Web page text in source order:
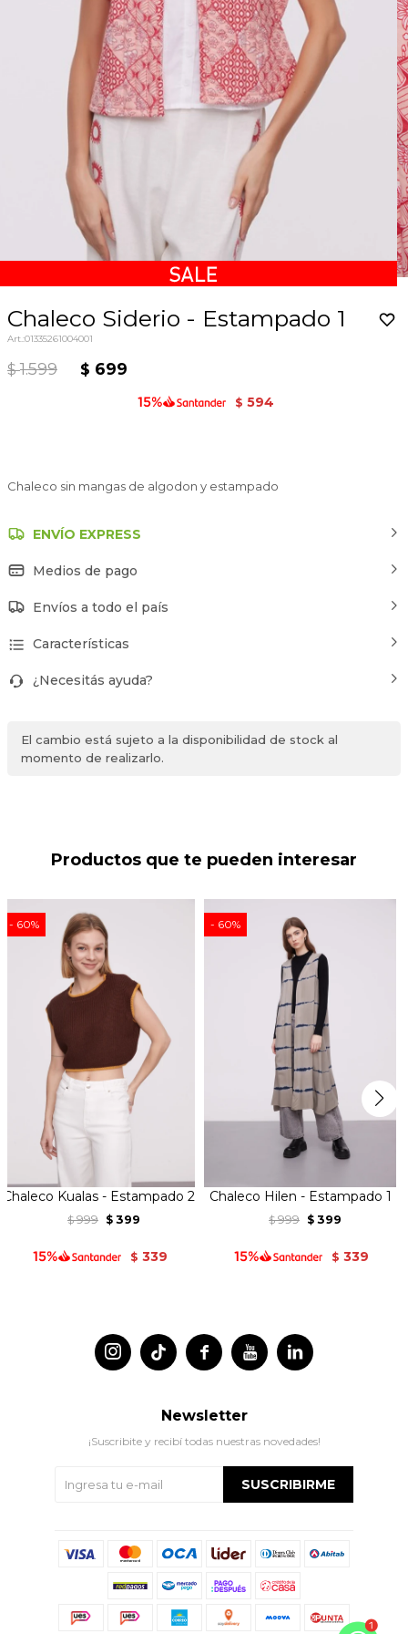
Chaleco Siderio - Estampado 1
01335261004001
$ 1.599 $ 699
$ 594
Chaleco sin mangas de algodon y estampado
ENVÍO EXPRESS
Medios de pago
Envíos a todo el país
Características
¿Necesitás ayuda?
El cambio está sujeto a la disponibilidad de stock al
momento de realizarlo.
Productos que te pueden interesar
60
Chaleco Kualas - Estampado 2
$ 999 $ 399
$ 339
60
Chaleco Hilen - Estampado 1
$ 999 $ 399
$ 339
 
 
Newsletter
¡Suscribite y recibí todas nuestras novedades!
SUSCRIBIRME